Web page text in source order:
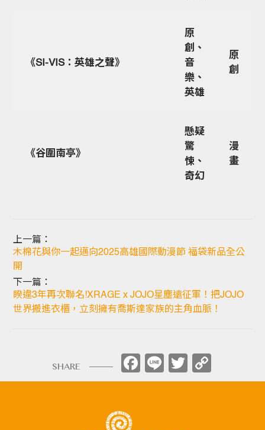
《SI-VIS：英雄之聲》
原
創、
音
樂、
英雄
原
創
《谷圍南亭》
懸疑
驚
悚、
奇幻
漫
畫
上一篇：
木棉花與你一起邁向2025高雄國際動漫節 福袋新品全公
開
下一篇：
睽違3年再次聯名!XRAGE x JOJO星塵遠征軍！把JOJO
世界搬進衣櫃，立刻擁有喬斯達家族的主角血脈！
SHARE Facebook
LineTwitter
Link